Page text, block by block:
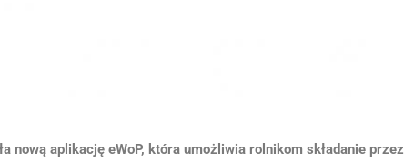
nową aplikację eWoP, która umożliwia rolnikom składanie przez